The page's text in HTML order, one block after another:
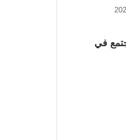
في